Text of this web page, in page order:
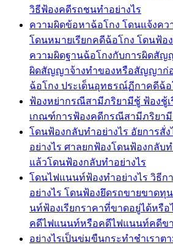
วิธีฟ้องคดีรถชนทำอย่างไร
ความผิดข้อหาฉ้อโกง โดนแจ้งคว
โดนหมายเรียกคดีฉ้อโกง โดนฟ้อ
ความผิดฐานฉ้อโกงกับการผิดสัญ
ผิดสัญญาจ้างทำของหรือสัญญาก่
ฉ้อโกง ประเด็นอุทธรณ์ฏีกาคดีฉ้อ
ฟ้องหย่ากรณีสามีภริยามีชู้ ฟ้องชู้
เกณฑ์การฟ้องคดีกรณีสามีภริยา
โดนฟ้องกลับทำอย่างไร อัยการสั่
อย่างไร ศาลยกฟ้องโดนฟ้องกลับ
แล้วโดนฟ้องกลับทำอย่างไร
โดนไฟแนนท์ฟ้องทำอย่างไร วิธีก
อย่างไร โดนฟ้องยึดรถขายขาดทุ
นท์ฟ้องเรียกราคาที่ขาดอยู่ได้หรื
คดีไฟแนนท์หรือคดีไฟแนนท์คดีข
อย่างไรเป็นข่มขืนกระทำชำเรา